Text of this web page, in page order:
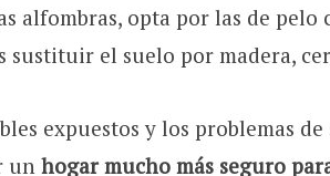
alfombras, opta por las de pelo
sustituir el suelo por madera,
expuestos y los problemas
un hogar mucho más seguro